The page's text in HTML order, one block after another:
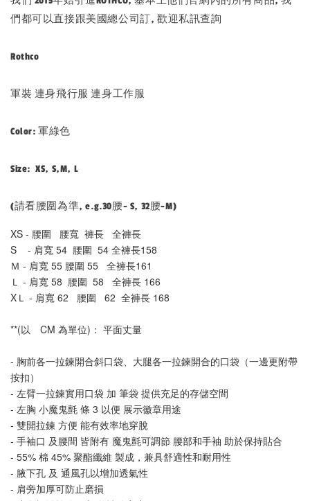
們都可以直接跟美國總公司訂, 歡迎私訊查詢
Rothco
軍裝 連身飛行服 連身工作服
Color: 軍綠色
Size: XS, S,M, L
(請看腰圍為準, e.g.30腰- S, 32腰-M)
XS - 腰圍   腰寬  褲長   全褲長
S    - 肩寬 54  腰圍  54 全褲長158
Ｍ - 肩寬 55 腰圍 55   全褲長161
Ｌ - 肩寬 58  腰圍  58   全褲長 166
XＬ - 肩寬 62   腰圍   62  全褲長 168
**(以　CM 為單位)： 平面丈量
- 胸前各一拉鍊開合斜口袋、大腿各一拉鍊開合的口袋（一邊更附帶
按扣）
- 左臂一拉鍊實用口袋 加 筆袋 提供充足的存儲空間
- 左胸 小魔鬼氈 條 3 以便 展示徽章用途
- 雙開拉鍊 方便 能有效率地穿脫
- 手袖口 及腰間 皆附有 魔鬼氈可調節 腰部和手袖 助於保持貼合
- 55% 棉 45% 聚酯纖維 製成，兼具舒適性和耐用性
- 腋下孔 及 通風孔以增加透氣性
- 肩旁加厚可防止磨損